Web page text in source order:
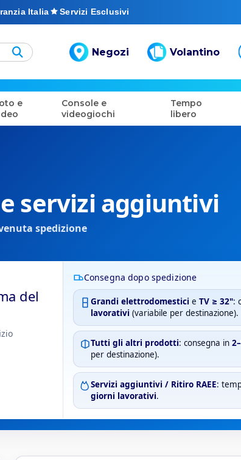
Italia Servizi Esclusivi
Negozi Volantino
e
Console e
videogiochi
Tempo
libero
servizi aggiuntivi
spedizione
del
Consegna dopo spedizione
Grandi elettrodomestici e TV ≥ 32":
lavorativi (variabile per destinazione).
Tutti gli altri prodotti: consegna in
per destinazione).
Servizi aggiuntivi / Ritiro RAEE:
giorni lavorativi.